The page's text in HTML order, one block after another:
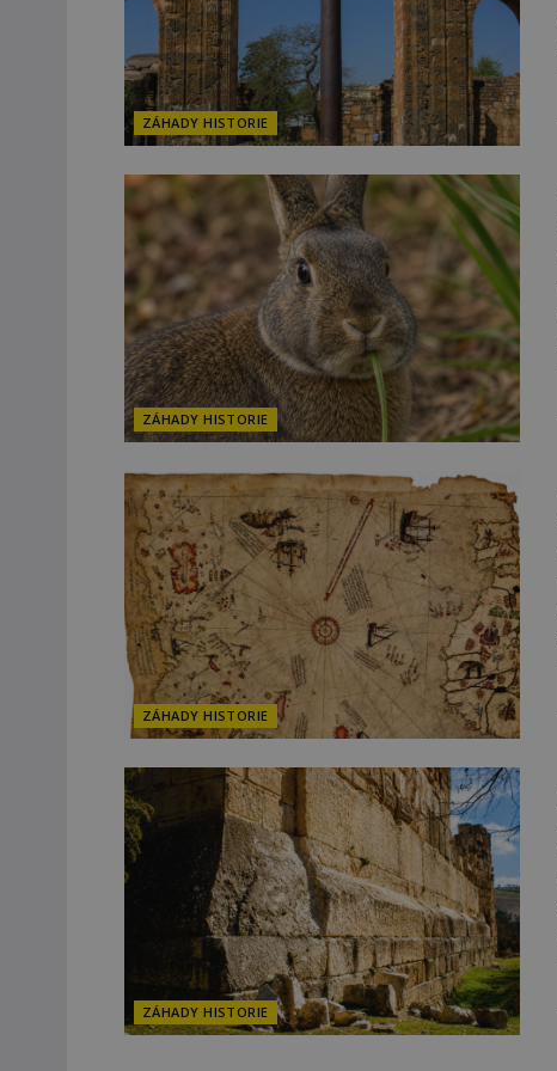
ZÁHADY HISTORIE
ZÁHADY HISTORIE
ZÁHADY HISTORIE
ZÁHADY HISTORIE